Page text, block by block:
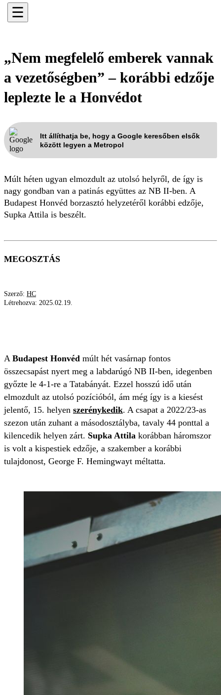
☰
„Nem megfelelő emberek vannak
a vezetőségben” – korábbi edzője
leplezte le a Honvédot
Itt állíthatja be, hogy a Google keresőben elsők
között legyen a Metropol
Múlt héten ugyan elmozdult az utolsó helyről, de így is
nagy gondban van a patinás együttes az NB II-ben. A
Budapest Honvéd borzasztó helyzetéről korábbi edzője,
Supka Attila is beszélt.
MEGOSZTÁS
Szerző: HC
Létrehozva: 2025.02.19.
A Budapest Honvéd múlt hét vasárnap fontos
összecsapást nyert meg a labdarúgó NB II-ben, idegenben
győzte le 4-1-re a Tatabányát. Ezzel hosszú idő után
elmozdult az utolsó pozícióból, ám még így is a kiesést
jelentő, 15. helyen szerénykedik. A csapat a 2022/23-as
szezon után zuhant a másodosztályba, tavaly 44 ponttal a
kilencedik helyen zárt. Supka Attila korábban háromszor
is volt a kispestiek edzője, a szakember a korábbi
tulajdonost, George F. Hemingwayt méltatta.